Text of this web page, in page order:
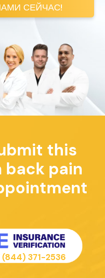
СЕЙЧАС!
this
back pain
(844) 371-2536